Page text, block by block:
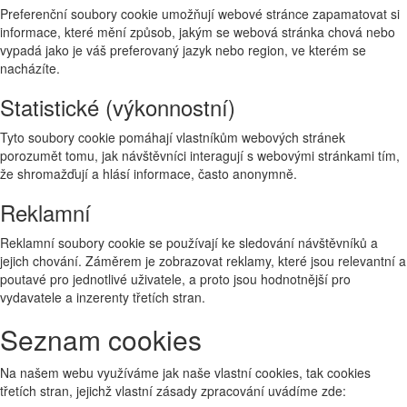
Preferenční soubory cookie umožňují webové stránce zapamatovat si
informace, které mění způsob, jakým se webová stránka chová nebo
vypadá jako je váš preferovaný jazyk nebo region, ve kterém se
nacházíte.
Statistické (výkonnostní)
Tyto soubory cookie pomáhají vlastníkům webových stránek
porozumět tomu, jak návštěvníci interagují s webovými stránkami tím,
že shromažďují a hlásí informace, často anonymně.
Reklamní
Reklamní soubory cookie se používají ke sledování návštěvníků a
jejich chování. Záměrem je zobrazovat reklamy, které jsou relevantní a
poutavé pro jednotlivé uživatele, a proto jsou hodnotnější pro
vydavatele a inzerenty třetích stran.
Seznam cookies
Na našem webu využíváme jak naše vlastní cookies, tak cookies
třetích stran, jejichž vlastní zásady zpracování uvádíme zde: